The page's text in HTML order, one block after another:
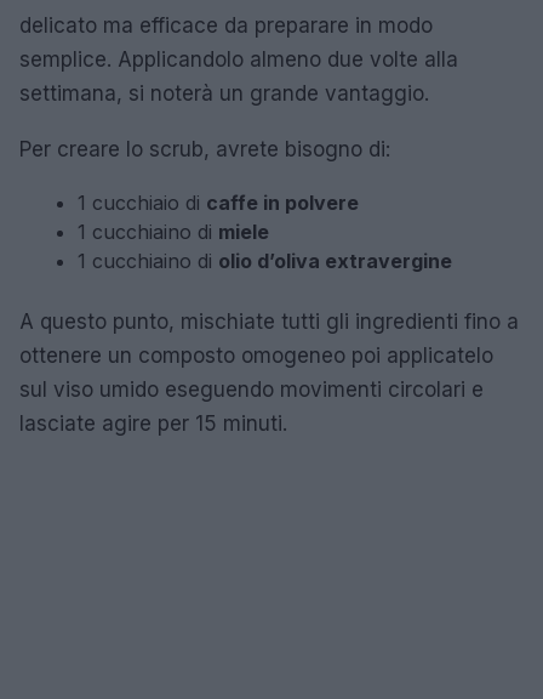
delicato ma efficace da preparare in modo
semplice. Applicandolo almeno due volte alla
settimana, si noterà un grande vantaggio.
Per creare lo scrub, avrete bisogno di:
1 cucchiaio di caffe in polvere
1 cucchiaino di miele
1 cucchiaino di olio d’oliva extravergine
A questo punto, mischiate tutti gli ingredienti fino a
ottenere un composto omogeneo poi applicatelo
sul viso umido eseguendo movimenti circolari e
lasciate agire per 15 minuti.